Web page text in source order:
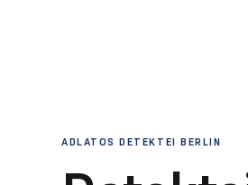
ADLATOS DETEKTEI BERLIN